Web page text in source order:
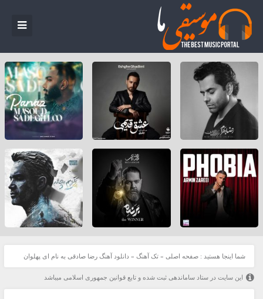
شما اینجا هستید : صفحه اصلی » تک آهنگ » دانلود آهنگ رضا صادقی به نام ‌ای پهلوان
این سایت در ستاد ساماندهی ثبت شده و تابع قوانین جمهوری اسلامی میباشد